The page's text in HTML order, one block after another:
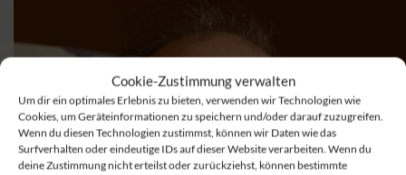
Cookie-Zustimmung verwalten
Um dir ein optimales Erlebnis zu bieten, verwenden wir Technologien wie
Cookies, um Geräteinformationen zu speichern und/oder darauf zuzugreifen.
Wenn du diesen Technologien zustimmst, können wir Daten wie das
Surfverhalten oder eindeutige IDs auf dieser Website verarbeiten. Wenn du
deine Zustimmung nicht erteilst oder zurückziehst, können bestimmte